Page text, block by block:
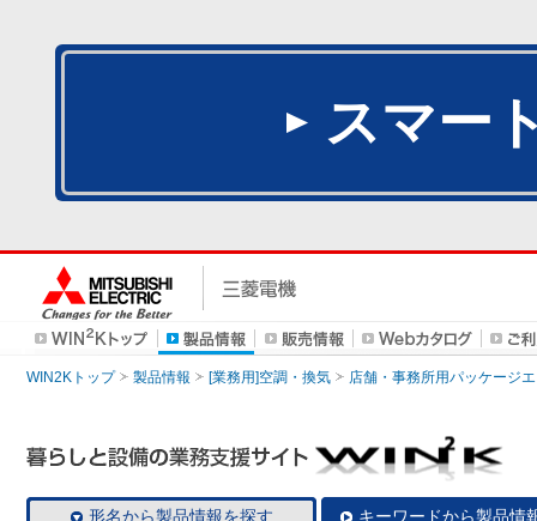
スマー
WIN2Kトップ 製品情報 [業務用]空調・換気 店舗・事務所用パッケージ
形名から製品情報を探す キーワードから製品情